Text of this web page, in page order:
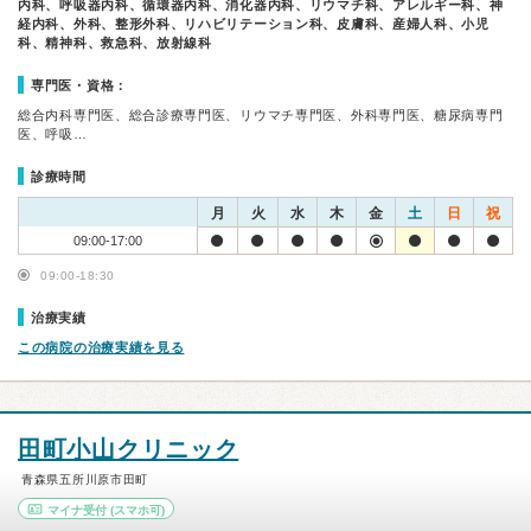
内科、呼吸器内科、循環器内科、消化器内科、リウマチ科、アレルギー科、神
経内科、外科、整形外科、リハビリテーション科、皮膚科、産婦人科、小児
科、精神科、救急科、放射線科
専門医・資格：
総合内科専門医、総合診療専門医、リウマチ専門医、外科専門医、糖尿病専門
医、呼吸…
診療時間
月 火 水 木 金 土 日 祝
09:00-17:00
09:00-18:30
治療実績
この病院の治療実績を見る
田町小山クリニック
青森県五所川原市田町
マイナ受付 (スマホ可)